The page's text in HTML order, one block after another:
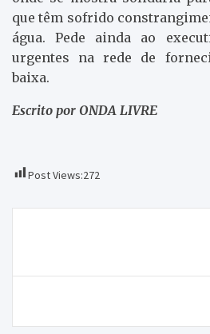
que têm sofrido
água. Pede ainda ao
urgentes na rede de
baixa.
Escrito por ONDA LIVRE
Post Views:272
artigos